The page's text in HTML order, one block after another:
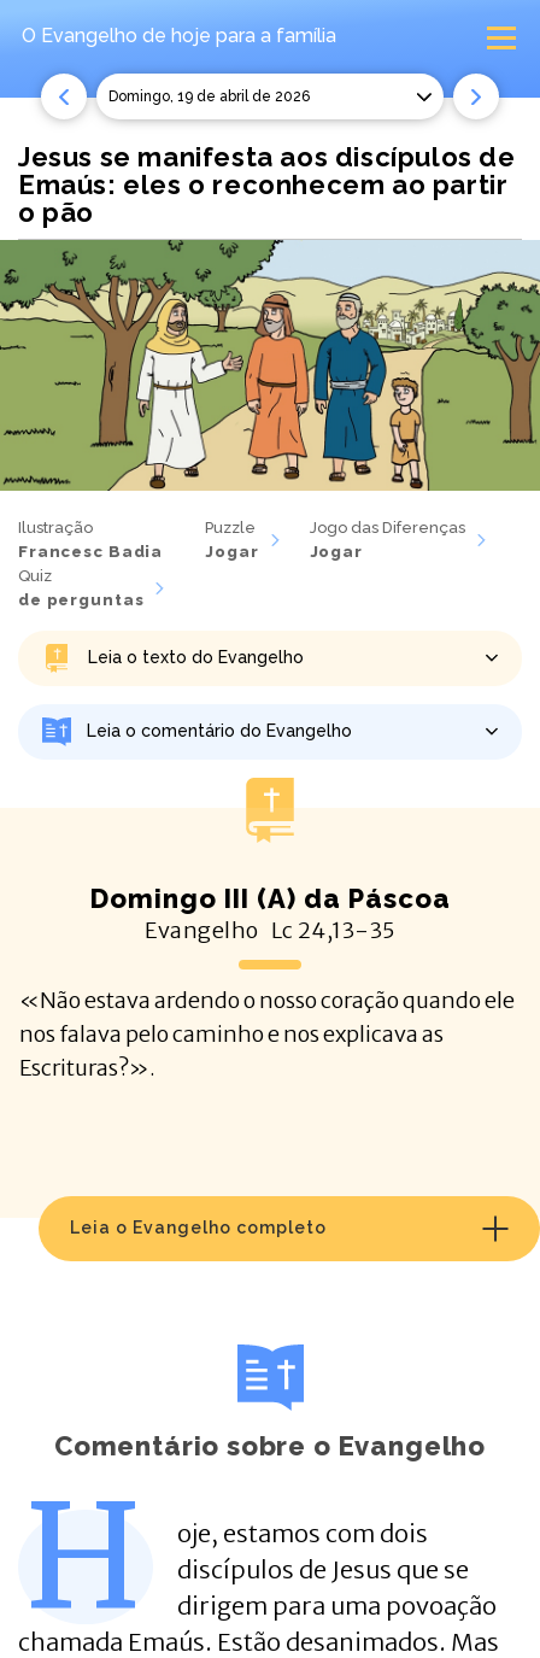
O Evangelho de hoje para a família
domingo, 19 de abril de 2026
Jesus se manifesta aos discípulos de
Emaús: eles o reconhecem ao partir
o pão
Ilustração
Francesc Badia
Puzzle
Jogar
Jogo das Diferenças
Jogar
Quiz
de perguntas
Leia o texto do Evangelho
Leia o comentário do Evangelho
Domingo III (A) da Páscoa
Evangelho Lc 24,13-35
«Não estava ardendo o nosso coração quando ele
nos falava pelo caminho e nos explicava as
Escrituras?».
Leia o Evangelho completo
Comentário sobre o Evangelho
H
oje, estamos com dois
discípulos de Jesus que se
dirigem para uma povoação
chamada Emaús. Estão desanimados. Mas